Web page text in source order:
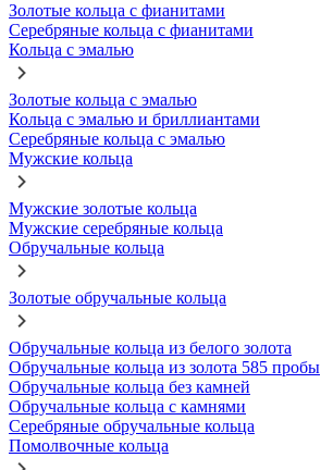
Золотые кольца с фианитами
Серебряные кольца с фианитами
Кольца с эмалью
Золотые кольца с эмалью
Кольца с эмалью и бриллиантами
Серебряные кольца с эмалью
Мужские кольца
Мужские золотые кольца
Мужские серебряные кольца
Обручальные кольца
Золотые обручальные кольца
Обручальные кольца из белого золота
Обручальные кольца из золота 585 пробы
Обручальные кольца без камней
Обручальные кольца с камнями
Серебряные обручальные кольца
Помолвочные кольца